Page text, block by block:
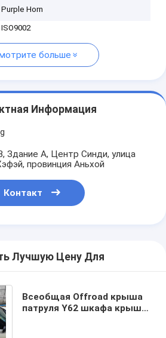
Purple Horn
ISO9002
больше
Информация
Здание A, Центр Синди, улица
провинция Аньхой
Контакт
Лучшую Цену Для
Всеобщая Offroad крыша
патруля Y62 шкафа крыши